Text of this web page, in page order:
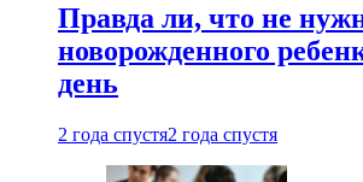
Правда ли, что не
новорожденного
день
2 года спустя2 года спустя